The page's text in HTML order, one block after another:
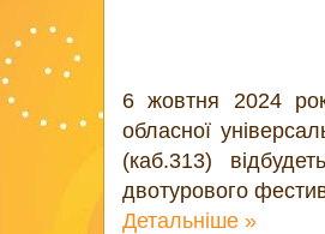
6 жовтня 2024
обласної
(каб.313)
двотурового
Детальніше »